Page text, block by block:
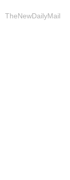
TheNewDailyMail